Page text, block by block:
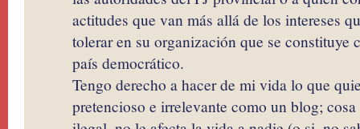
actitudes que van más allá de los intereses
tolerar en su organización que se
país democrático.
Tengo derecho a hacer de mi vida lo que
pretencioso e irrelevante como un blog;